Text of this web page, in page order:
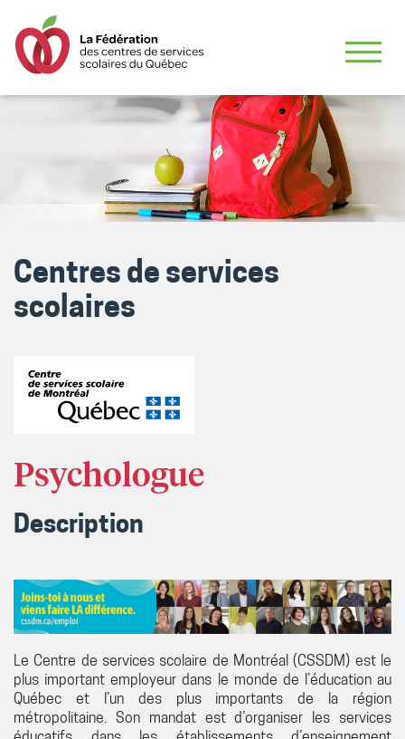
Centres de services
scolaires
Psychologue
Description
Le Centre de services scolaire de Montréal (CSSDM) est le
plus important employeur dans le monde de l’éducation au
Québec et l’un des plus importants de la région
métropolitaine. Son mandat est d’organiser les services